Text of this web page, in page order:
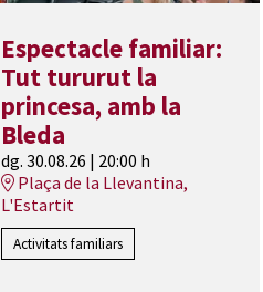
Espectacle familiar:
Tut tururut la
princesa, amb la
Bleda
dg. 30.08.26 | 20:00 h
Plaça de la Llevantina,
L'Estartit
Activitats familiars